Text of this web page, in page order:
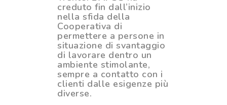
creduto fin dall’inizio
nella sfida della
Cooperativa di
permettere a persone in
situazione di svantaggio
di lavorare dentro un
ambiente stimolante,
sempre a contatto con i
clienti dalle esigenze più
diverse.